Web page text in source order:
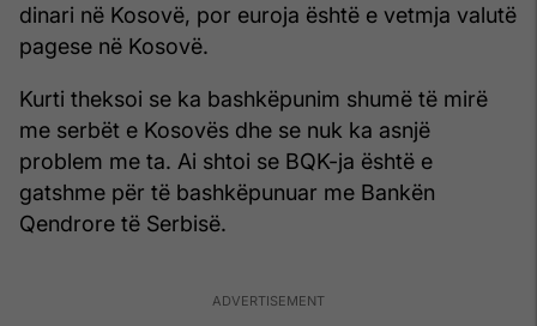
dinari në Kosovë, por euroja është e vetmja valutë
pagese në Kosovë.
Kurti theksoi se ka bashkëpunim shumë të mirë
me serbët e Kosovës dhe se nuk ka asnjë
problem me ta. Ai shtoi se BQK-ja është e
gatshme për të bashkëpunuar me Bankën
Qendrore të Serbisë.